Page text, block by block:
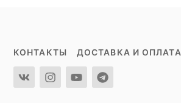
КОНТАКТЫ ДОСТАВКА И ОПЛАТА